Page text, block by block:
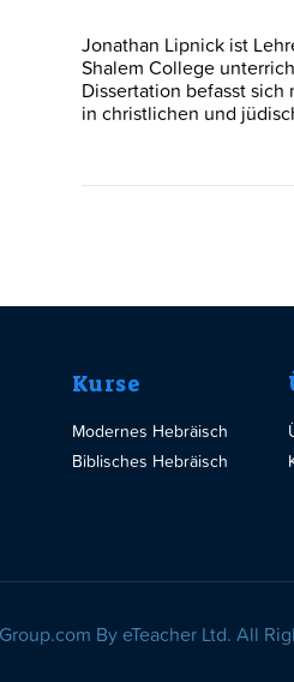
Jonathan Lipnick ist
Shalem College
Dissertation befasst
in christlichen und
Kurse
Modernes Hebräisch
Biblisches Hebräisch
By eTeacher Ltd. All